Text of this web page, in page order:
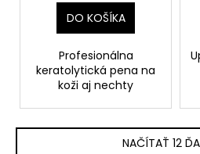
DO KOŠÍKA
Profesionálna
keratolytická pena na
koži aj nechty
NAČÍTAŤ 12